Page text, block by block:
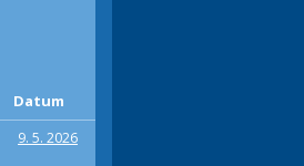
Datum
9. 5. 2026